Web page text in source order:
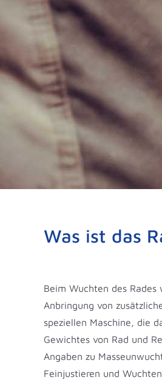
Was ist das
Beim Wuchten des
Anbringung von
speziellen Maschine, die
Gewichtes von Rad und
Angaben zu
Feinjustieren und